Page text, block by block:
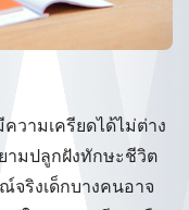
ความเครียดได้ไม่ต่าง
มปลูกฝังทักษะชีวิต
จริงเด็กบางคนอาจ